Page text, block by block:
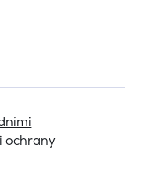
ochrany